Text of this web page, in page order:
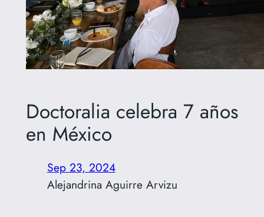
Doctoralia celebra 7 años
en México
Sep 23, 2024
Alejandrina Aguirre Arvizu